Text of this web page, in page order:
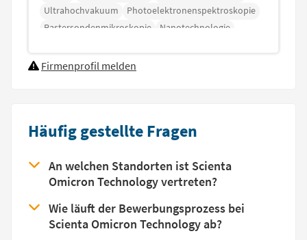
Ultrahochvakuum
Photoelektronenspektroskopie
Rastersondenmikroskopie
Nanotechnologie
Firmenprofil melden
Häufig gestellte Fragen
An welchen Standorten ist Scienta
Omicron Technology vertreten?
Wie läuft der Bewerbungsprozess bei
Scienta Omicron Technology ab?